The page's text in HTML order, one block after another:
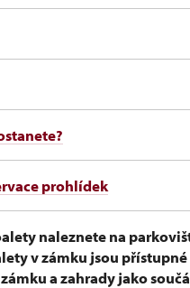
prohlídek
naleznete na
v zámku jsou
a zahrady jako